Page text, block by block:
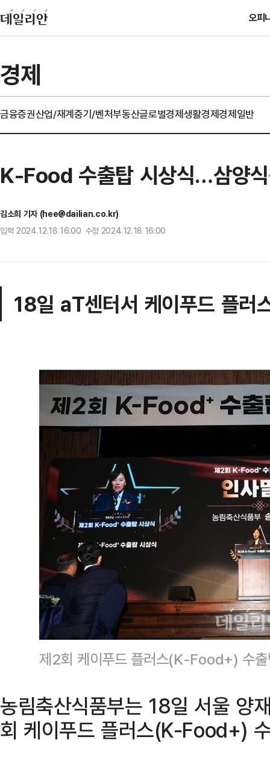
오피
경제
금융증권산업/재계중기/벤처부동산글로벌경제생활경제경제일반
K-Food 수출탑 시상식…삼양
김소희 기자 (hee@dailian.co.kr)
입력 2024.12.18 16:00 수정 2024.12.18 16:00
18일 aT센터서 케이푸드 플러
제2회 케이푸드 플러스(K-Food+) 수
농림축산식품부는 18일 서울 양
회 케이푸드 플러스(K-Food+)